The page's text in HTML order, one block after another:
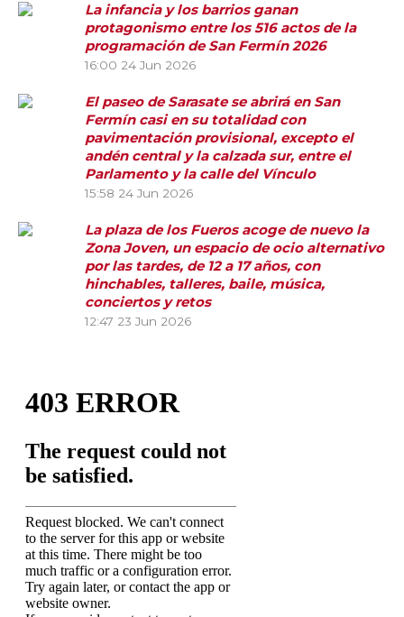
La infancia y los barrios ganan
protagonismo entre los 516 actos de la
programación de San Fermín 2026
16:00 24 Jun 2026
El paseo de Sarasate se abrirá en San
Fermín casi en su totalidad con
pavimentación provisional, excepto el
andén central y la calzada sur, entre el
Parlamento y la calle del Vínculo
15:58 24 Jun 2026
La plaza de los Fueros acoge de nuevo la
Zona Joven, un espacio de ocio alternativo
por las tardes, de 12 a 17 años, con
hinchables, talleres, baile, música,
conciertos y retos
12:47 23 Jun 2026